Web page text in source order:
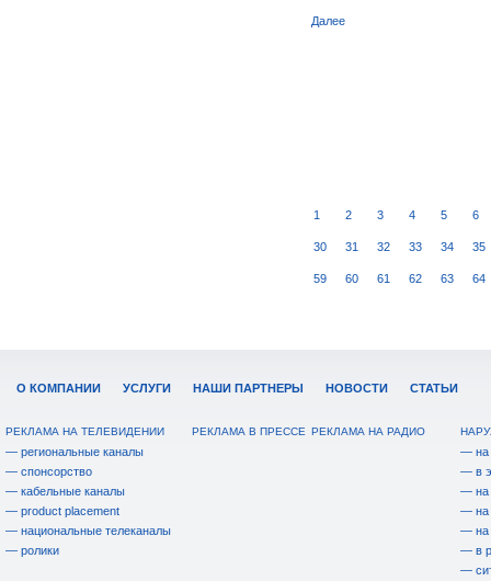
Далее
1 2 3 4 5 6
30 31 32 33 34 35
59 60 61 62 63 64
О КОМПАНИИ УСЛУГИ НАШИ ПАРТНЕРЫ НОВОСТИ СТАТЬИ
РЕКЛАМА НА ТЕЛЕВИДЕНИИ
— региональные каналы
— спонсорство
— кабельные каналы
— product placement
— национальные телеканалы
— ролики
РЕКЛАМА В ПРЕССЕ РЕКЛАМА НА РАДИО
— на
— в
— на
— на
— на
— в
—